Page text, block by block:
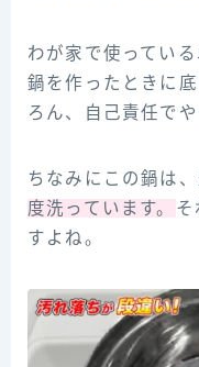
わが家で使ってい
鍋を作ったときに
ろん、自己責任で
ちなみにこの鍋は
度洗っています。 そ
すよね。